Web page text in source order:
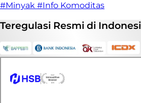
#Minyak #Info Komoditas
Teregulasi Resmi di